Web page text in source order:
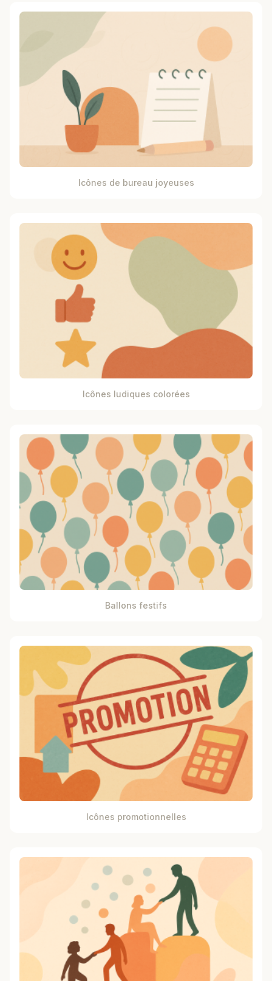
Icônes de bureau joyeuses
Icônes ludiques colorées
Ballons festifs
Icônes promotionnelles